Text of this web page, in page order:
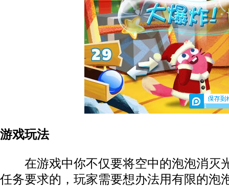
1
游戏玩法
在游戏中你不仅要将空中的泡泡消灭
任务要求的，玩家需要想办法用有限的泡